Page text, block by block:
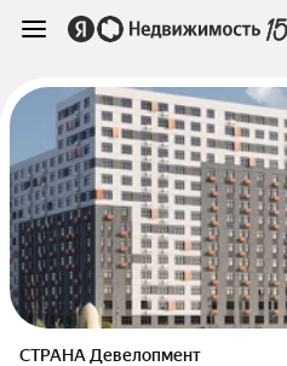
СТРАНА Девелопмент